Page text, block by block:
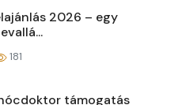
2026 – egy
181
támogatás